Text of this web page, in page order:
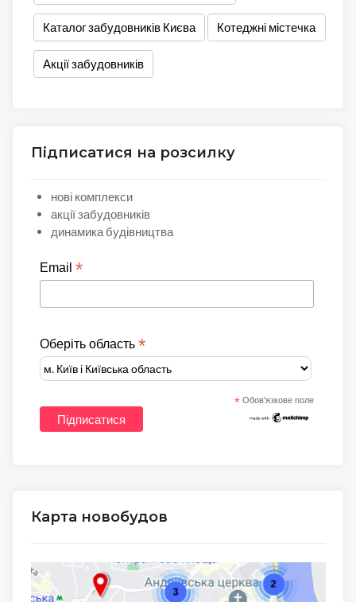
Каталог забудовників Києва Котеджні містечка
Акції забудовників
Підписатися на розсилку
нові комплекси
акції забудовників
динамика будівництва
Email *
Оберіть область *
* Обов'язкове поле
Карта новобудов